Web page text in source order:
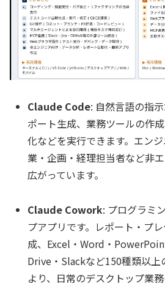
Claude Code: 自然言語の指
ポート生成、業務ツールの作
化などを実行できます。エン
業・企画・経理担当者など非
広がっています。
Claude Cowork: プログラミ
プアプリです。レポート・プ
成、Excel・Word・
Drive・Slackなど150種類以上
より、日常のデスクトップ業務